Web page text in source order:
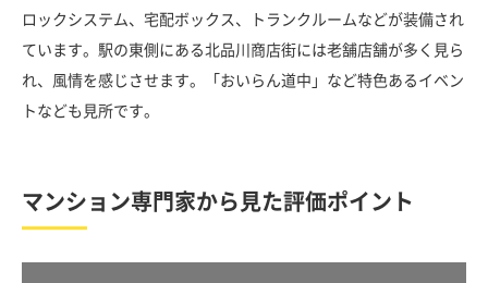
ロックシステム、宅配ボックス、トランクルームなどが装備され
ています。駅の東側にある北品川商店街には老舗店舗が多く見ら
れ、風情を感じさせます。「おいらん道中」など特色あるイベン
トなども見所です。
マンション専門家から見た評価ポイント